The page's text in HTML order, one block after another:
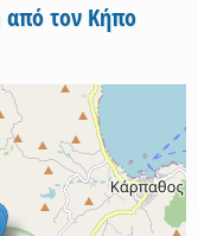
από τον Κήπο